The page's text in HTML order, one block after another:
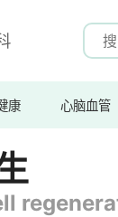
康 心脑血管